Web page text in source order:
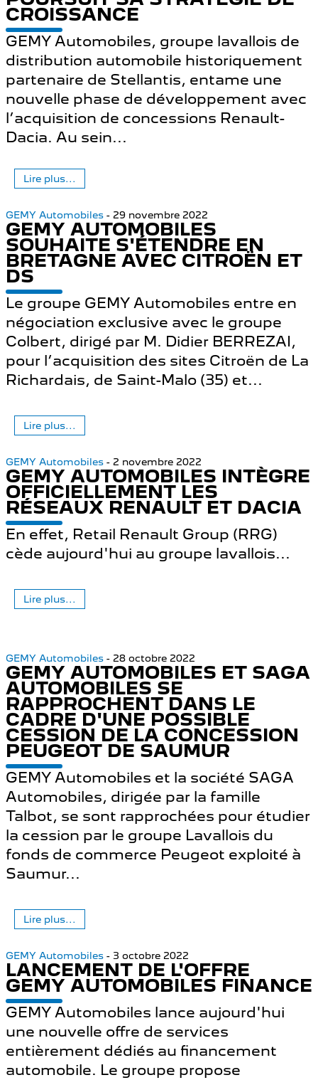
CROISSANCE
GEMY Automobiles, groupe lavallois de
distribution automobile historiquement
partenaire de Stellantis, entame une
nouvelle phase de développement avec
l’acquisition de concessions Renault-
Dacia. Au sein...
Lire plus...
GEMY Automobiles - 29 novembre 2022
GEMY AUTOMOBILES
SOUHAITE S'ÉTENDRE EN
BRETAGNE AVEC CITROËN ET
DS
Le groupe GEMY Automobiles entre en
négociation exclusive avec le groupe
Colbert, dirigé par M. Didier BERREZAI,
pour l’acquisition des sites Citroën de La
Richardais, de Saint-Malo (35) et...
Lire plus...
GEMY Automobiles - 2 novembre 2022
GEMY AUTOMOBILES INTÈGRE
OFFICIELLEMENT LES
RÉSEAUX RENAULT ET DACIA
En effet, Retail Renault Group (RRG)
cède aujourd'hui au groupe lavallois...
Lire plus...
GEMY Automobiles - 28 octobre 2022
GEMY AUTOMOBILES ET SAGA
AUTOMOBILES SE
RAPPROCHENT DANS LE
CADRE D'UNE POSSIBLE
CESSION DE LA CONCESSION
PEUGEOT DE SAUMUR
GEMY Automobiles et la société SAGA
Automobiles, dirigée par la famille
Talbot, se sont rapprochées pour étudier
la cession par le groupe Lavallois du
fonds de commerce Peugeot exploité à
Saumur...
Lire plus...
GEMY Automobiles - 3 octobre 2022
LANCEMENT DE L'OFFRE
GEMY AUTOMOBILES FINANCE
GEMY Automobiles lance aujourd'hui
une nouvelle offre de services
entièrement dédiés au financement
automobile. Le groupe propose